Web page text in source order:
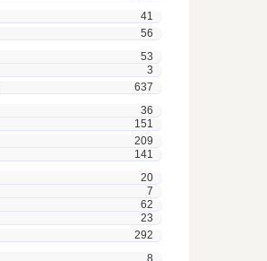
41
56
53
3
637
36
151
209
141
20
7
62
23
292
8